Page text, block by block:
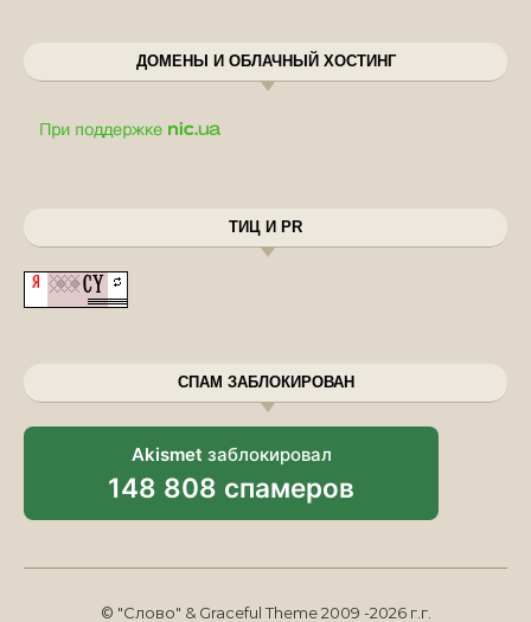
ДОМЕНЫ И ОБЛАЧНЫЙ ХОСТИНГ
ТИЦ И PR
СПАМ ЗАБЛОКИРОВАН
Akismet заблокировал
148 808 спамеров
© "Слово" & Graceful Theme 2009 -2026 г.г.